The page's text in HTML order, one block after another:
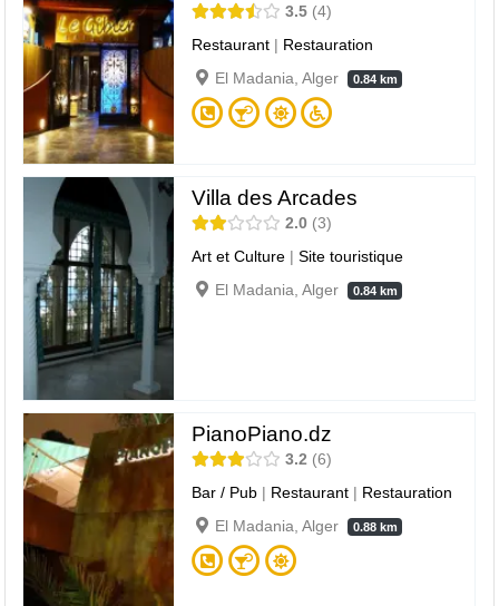
3.5 4
Restaurant | Restauration
El Madania, Alger
0.84 km
Villa des Arcades
2.0 3
Art et Culture |Site touristique
El Madania, Alger
0.84 km
PianoPiano.dz
3.2
6
Bar / Pub | Restaurant | Restauration
El Madania, Alger
0.88 km